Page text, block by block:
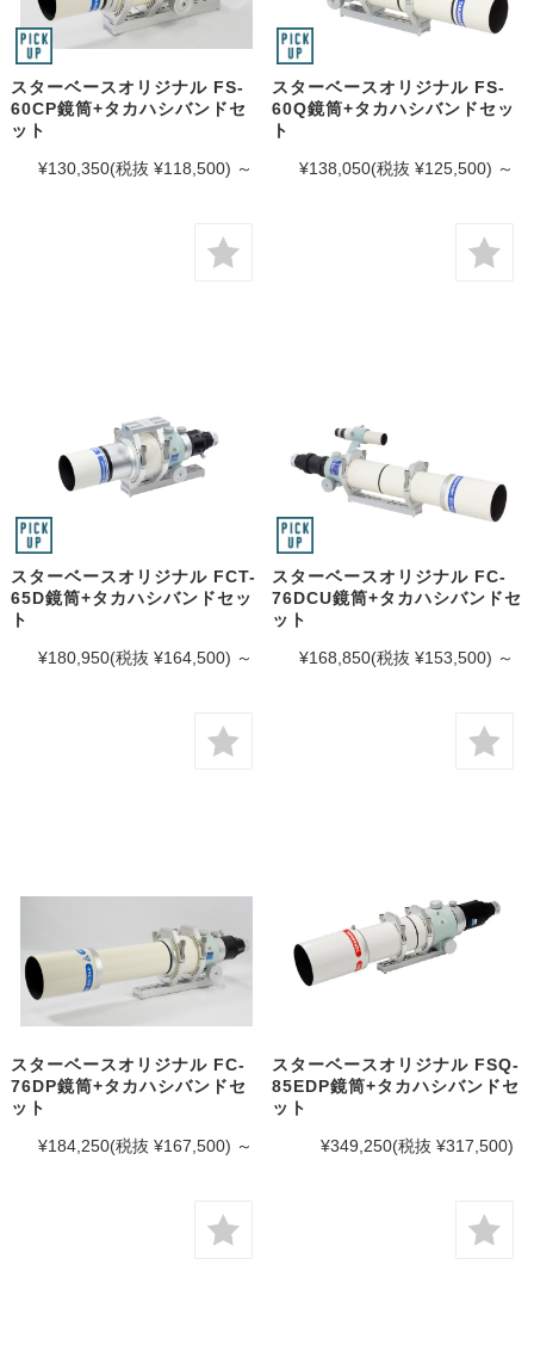
スターベースオリジナル FS-
60CP鏡筒+タカハシバンドセ
ット
¥130,350(税抜 ¥118,500) ～
スターベースオリジナル FS-
60Q鏡筒+タカハシバンドセッ
ト
¥138,050(税抜 ¥125,500) ～
スターベースオリジナル FCT-
65D鏡筒+タカハシバンドセッ
ト
¥180,950(税抜 ¥164,500) ～
スターベースオリジナル FC-
76DCU鏡筒+タカハシバンドセ
ット
¥168,850(税抜 ¥153,500) ～
スターベースオリジナル FC-
76DP鏡筒+タカハシバンドセ
ット
¥184,250(税抜 ¥167,500) ～
スターベースオリジナル FSQ-
85EDP鏡筒+タカハシバンドセ
ット
¥349,250(税抜 ¥317,500)